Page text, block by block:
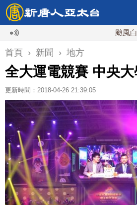
颱風白海豚週
首頁 › 新聞 › 地方
全大運電競賽 中央
更新時間：2018-04-26 21:39:05